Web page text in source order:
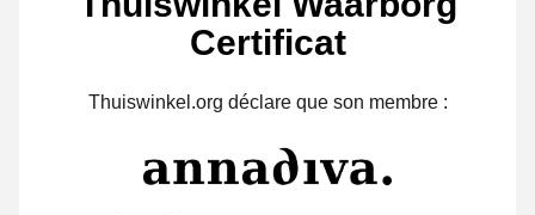
Certificat
Thuiswinkel.org déclare que son membre :